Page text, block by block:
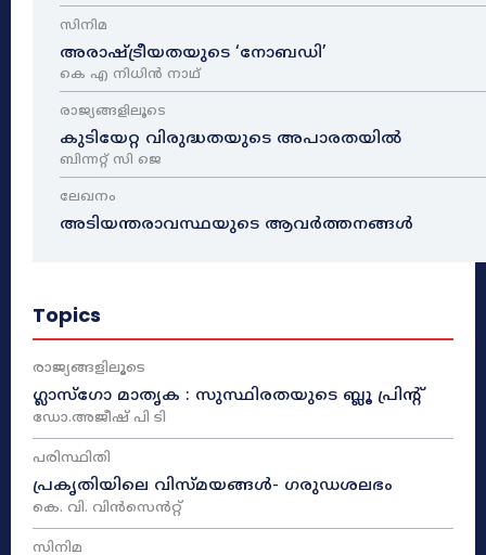
സിനിമ
അരാഷ്‌ട്രീയതയുടെ ‘നോബഡി’
കെ എ നിധിൻ നാഥ്‌
രാജ്യങ്ങളിലൂടെ
കുടിയേറ്റ വിരുദ്ധതയുടെ അപാരതയിൽ
ബിന്നറ്റ് സി ജെ
ലേഖനം
അടിയന്തരാവസ്ഥയുടെ ആവർത്തനങ്ങൾ
Topics
രാജ്യങ്ങളിലൂടെ
ഗ്ലാസ്ഗോ മാതൃക : സുസ്ഥിരതയുടെ ബ്ലൂ പ്രിന്റ്
ഡോ.അജീഷ് പി ടി
പരിസ്ഥിതി
പ്രകൃതിയിലെ വിസ്മയങ്ങൾ- ഗരുഡശലഭം
കെ. വി. വിൻസെൻറ്റ്
സിനിമ